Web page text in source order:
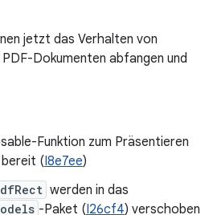
jetzt das Verhalten von
PDF-Dokumenten abfangen und
Funktion zum Präsentieren
(I8e7ee)
werden in das
-Paket (I26cf4) verschoben